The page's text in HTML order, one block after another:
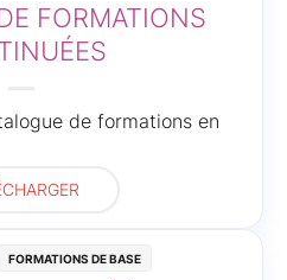
FORMATIONS
de formations en
Formations de base